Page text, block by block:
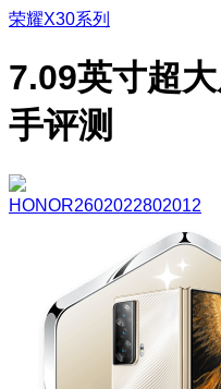
荣耀X30系列
7.09英寸超
手评测
HONOR2602022802012